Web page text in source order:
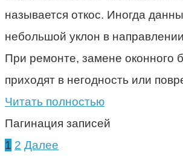
называется откос. Иногда
небольшой уклон в
При ремонте, замене оконного
приходят в негодность или
Читать полностью
Пагинация записей
1 2 Далее